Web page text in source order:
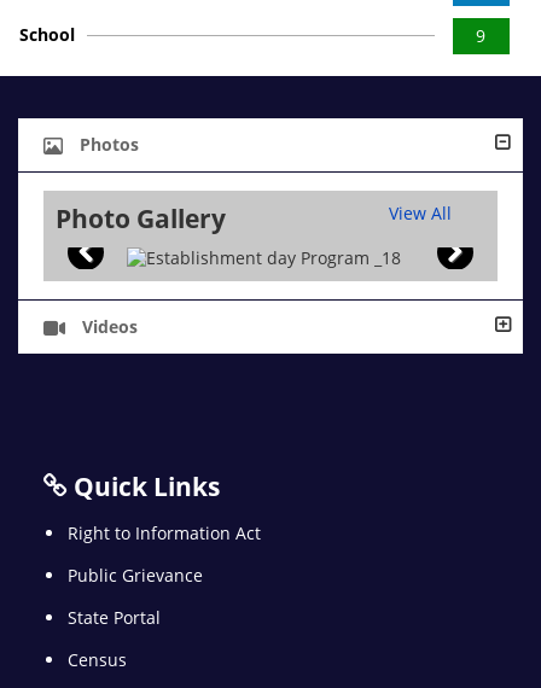
9
School
Photos
Photo Gallery View All
Videos
Quick Links
Right to Information Act
Public Grievance
State Portal
Census